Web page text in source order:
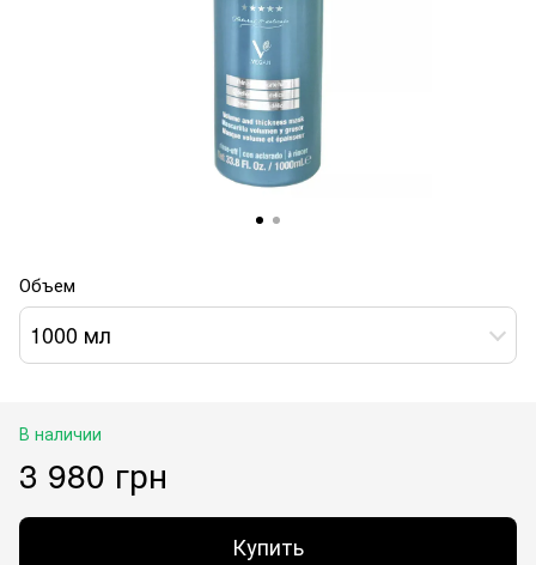
Объем
1000 мл
В наличии
3 980 грн
Купить